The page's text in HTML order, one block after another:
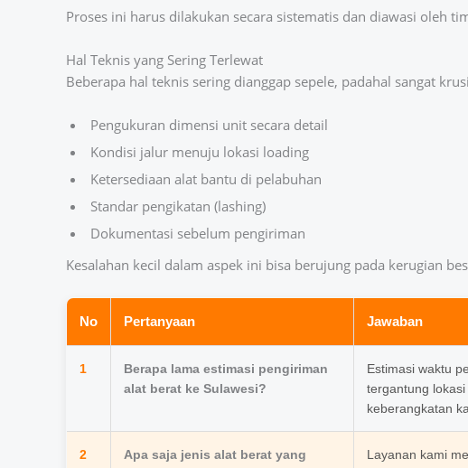
Proses ini harus dilakukan secara sistematis dan diawasi oleh
Hal Teknis yang Sering Terlewat
Beberapa hal teknis sering dianggap sepele, padahal sangat
Pengukuran dimensi unit secara detail
Kondisi jalur menuju lokasi loading
Ketersediaan alat bantu di pelabuhan
Standar pengikatan (lashing)
Dokumentasi sebelum pengiriman
Kesalahan kecil dalam aspek ini bisa berujung pada kerugian
No Pertanyaan Jawaban
1
Berapa lama estimasi pengiriman
alat berat ke Sulawesi?
Estimasi waktu
tergantung
keberangkatan
2
Apa saja jenis alat berat yang
Layanan kami